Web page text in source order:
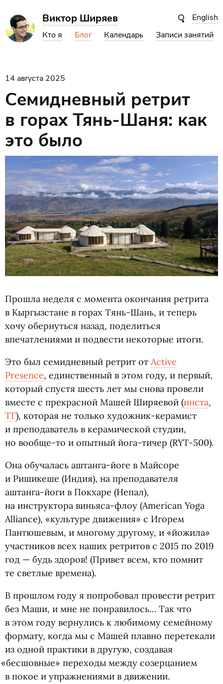
English
Виктор Ширяев
Кто я Блог Календарь Записи занятий
14 августа 2025
Семидневный ретрит
в горах Тянь-Шаня: как
это было
Прошла неделя с момента окончания ретрита
в Кыргызстане в горах Тянь-Шань, и теперь
хочу обернуться назад, поделиться
впечатлениями и подвести некоторые итоги.
Это был семидневный ретрит от Active
Presence, единственный в этом году, и первый,
который спустя шесть лет мы снова провели
вместе с прекрасной Машей Ширяевой (инста,
ТГ), которая не только художник-керамист
и преподаватель в керамической студии,
но вообще-то и опытный йога-тичер (RYT-500).
Она обучалась аштанга-йоге в Майсоре
и Ришикеше (Индия), на преподавателя
аштанга-йоги в Покхаре (Непал),
на инструктора виньяса-флоу (American Yoga
Alliance), «культуре движения» с Игорем
Пантюшевым, и многому другому, и «йожила»
участников всех наших ретритов с 2015 по 2019
год — будь здоров! (Привет всем, кто помнит
те светлые времена).
В прошлом году я попробовал провести ретрит
без Маши, и мне не понравилось… Так что
в этом году вернулись к любимому семейному
формату, когда мы с Машей плавно перетекали
из одной практики в другую, создавая
«бесшовные» переходы между созерцанием
в покое и упражнениями в движении.